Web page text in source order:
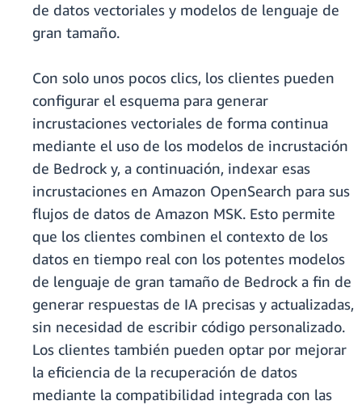
de datos vectoriales y modelos de lenguaje de
gran tamaño.
Con solo unos pocos clics, los clientes pueden
configurar el esquema para generar
incrustaciones vectoriales de forma continua
mediante el uso de los modelos de incrustación
de Bedrock y, a continuación, indexar esas
incrustaciones en Amazon OpenSearch para sus
flujos de datos de Amazon MSK. Esto permite
que los clientes combinen el contexto de los
datos en tiempo real con los potentes modelos
de lenguaje de gran tamaño de Bedrock a fin de
generar respuestas de IA precisas y actualizadas,
sin necesidad de escribir código personalizado.
Los clientes también pueden optar por mejorar
la eficiencia de la recuperación de datos
mediante la compatibilidad integrada con las